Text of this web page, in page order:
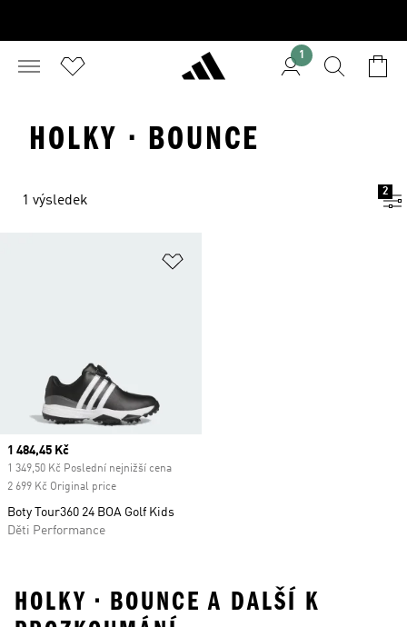
1
HOLKY · BOUNCE
1 výsledek
2
Current price
1 484,45 Kč
1 349,50 Kč Poslední nejnižší cena
2 699 Kč Original price
Boty Tour360 24 BOA Golf Kids
Děti Performance
HOLKY • BOUNCE A DALŠÍ K